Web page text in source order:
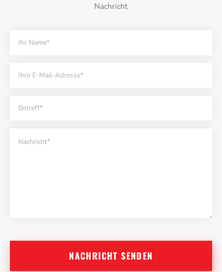
Nachricht